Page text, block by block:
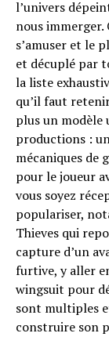
l’univers
nous immerger.
s’amuser et le
et décuplé par
la liste
qu’il faut
plus un modèle
productions :
mécaniques de
pour le joueur
vous soyez
populariser,
Thieves qui
capture d’un
furtive, y aller
wingsuit pour
sont multiples
construire son